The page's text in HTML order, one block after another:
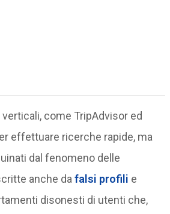
come TripAdvisor ed
effettuare ricerche rapide, ma
dal fenomeno delle
anche da falsi profili e
disonesti di utenti che,